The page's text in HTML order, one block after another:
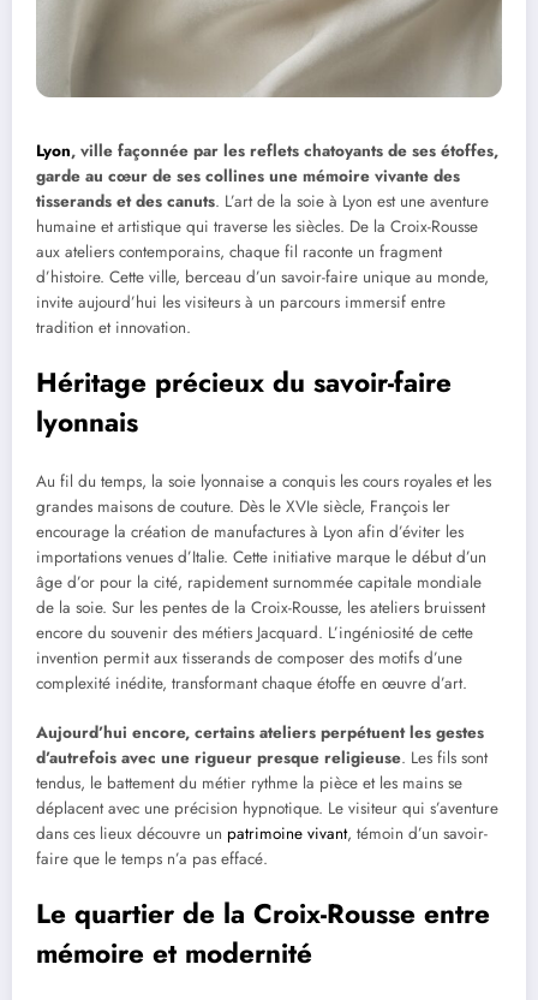
Lyon, ville façonnée par les reflets chatoyants de ses étoffes,
garde au cœur de ses collines une mémoire vivante des
tisserands et des canuts. L’art de la soie à Lyon est une aventure
humaine et artistique qui traverse les siècles. De la Croix-Rousse
aux ateliers contemporains, chaque fil raconte un fragment
d’histoire. Cette ville, berceau d’un savoir-faire unique au monde,
invite aujourd’hui les visiteurs à un parcours immersif entre
tradition et innovation.
Héritage précieux du savoir-faire
lyonnais
Au fil du temps, la soie lyonnaise a conquis les cours royales et les
grandes maisons de couture. Dès le XVIe siècle, François Ier
encourage la création de manufactures à Lyon afin d’éviter les
importations venues d’Italie. Cette initiative marque le début d’un
âge d’or pour la cité, rapidement surnommée capitale mondiale
de la soie. Sur les pentes de la Croix-Rousse, les ateliers bruissent
encore du souvenir des métiers Jacquard. L’ingéniosité de cette
invention permit aux tisserands de composer des motifs d’une
complexité inédite, transformant chaque étoffe en œuvre d’art.
Aujourd’hui encore, certains ateliers perpétuent les gestes
d’autrefois avec une rigueur presque religieuse. Les fils sont
tendus, le battement du métier rythme la pièce et les mains se
déplacent avec une précision hypnotique. Le visiteur qui s’aventure
dans ces lieux découvre un patrimoine vivant, témoin d’un savoir-
faire que le temps n’a pas effacé.
Le quartier de la Croix-Rousse entre
mémoire et modernité